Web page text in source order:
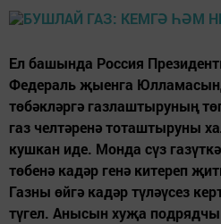
Ел башында Россия
Федераль җыенга
төбәкләргә газлаштыруның
газ челтәренә тоташтыруны
кушкан иде. Монда сүз
төбенә кадәр генә китереп
Газны өйгә кадәр түләүсез
түгел. Анысын хуҗа